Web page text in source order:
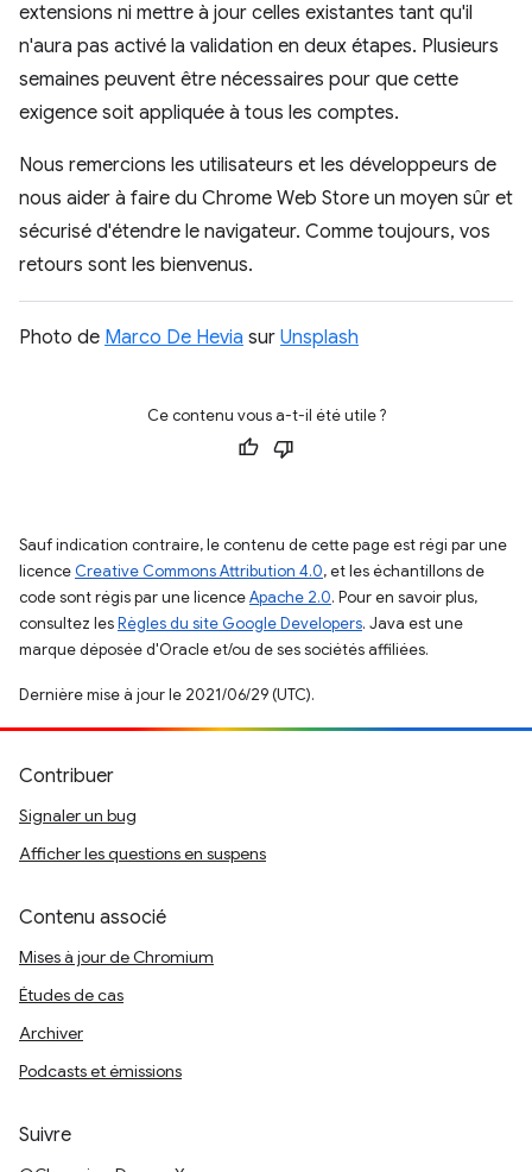
extensions ni mettre à jour celles existantes tant qu'il
n'aura pas activé la validation en deux étapes. Plusieurs
semaines peuvent être nécessaires pour que cette
exigence soit appliquée à tous les comptes.
Nous remercions les utilisateurs et les développeurs de
nous aider à faire du Chrome Web Store un moyen sûr et
sécurisé d'étendre le navigateur. Comme toujours, vos
retours sont les bienvenus.
Photo de Marco De Hevia sur Unsplash
Ce contenu vous a-t-il été utile ?
Sauf indication contraire, le contenu de cette page est régi par une
licence Creative Commons Attribution 4.0, et les échantillons de
code sont régis par une licenceApache 2.0. Pour en savoir plus,
consultez lesRègles du site Google Developers. Java est une
marque déposée d'Oracle et/ou de ses sociétés affiliées.
Dernière mise à jour le 2021/06/29 (UTC).
Contribuer
Signaler un bug
Afficher les questions en suspens
Contenu associé
Mises à jour de Chromium
Études de cas
Archiver
Podcasts et émissions
Suivre